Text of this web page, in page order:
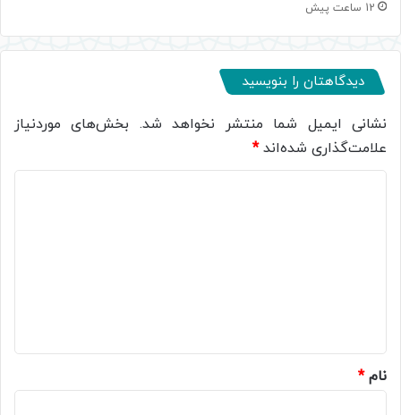
12 ساعت پیش
دیدگاهتان را بنویسید
نشانی ایمیل شما منتشر نخواهد شد. بخش‌های موردنیاز
علامت‌گذاری شده‌اند*
نام*